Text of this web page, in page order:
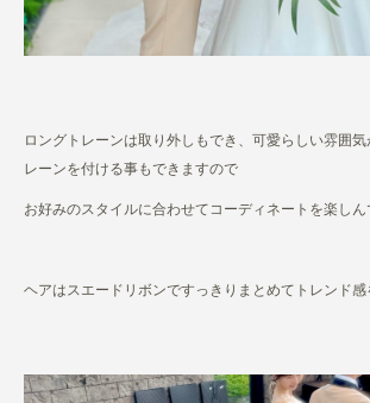
ロングトレーンは取り外しもでき、可愛らしい雰囲
レーンを付ける事もできますので
お好みのスタイルに合わせてコーディネートを楽しん
ヘアはスエードリボンですっきりまとめてトレンド感